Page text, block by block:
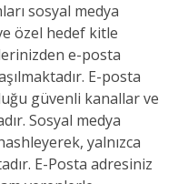
sosyal medya
özel hedef kitle
e-posta
E-posta
güvenli kanallar ve
Sosyal medya
yalnızca
E-Posta adresiniz